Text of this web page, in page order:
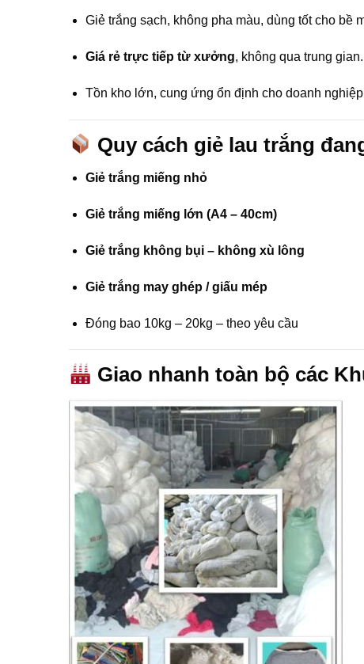
Giẻ trắng sạch, không pha màu, dùng tốt cho bề
Giá rẻ trực tiếp từ xưởng, không qua trung gian.
Tồn kho lớn, cung ứng ổn định cho doanh
Quy cách giẻ lau trắng
Giẻ trắng miếng nhỏ
Giẻ trắng miếng lớn (A4 – 40cm)
Giẻ trắng không bụi – không xù lông
Giẻ trắng may ghép / giấu mép
Đóng bao 10kg – 20kg – theo yêu cầu
Giao nhanh toàn bộ các